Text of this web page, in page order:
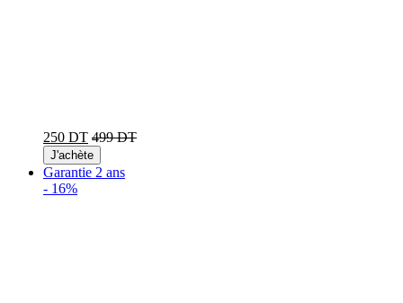
250 DT 499 DT
J'achète
Garantie 2 ans
- 16%